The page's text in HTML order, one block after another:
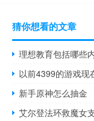
猜你想看的文章
理想教育包括哪些
以前4399的游戏现
新手原神怎么抽金
艾尔登法环救魔女